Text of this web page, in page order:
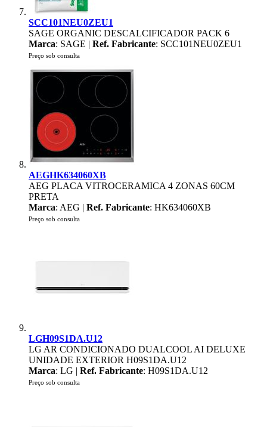
SCC101NEU0ZEU1
SAGE ORGANIC DESCALCIFICADOR PACK 6
Marca: SAGE | Ref. Fabricante: SCC101NEU0ZEU1
Preço sob consulta
AEGHK634060XB
AEG PLACA VITROCERAMICA 4 ZONAS 60CM
PRETA
Marca: AEG | Ref. Fabricante: HK634060XB
Preço sob consulta
LGH09S1DA.U12
LG AR CONDICIONADO DUALCOOL AI DELUXE
UNIDADE EXTERIOR H09S1DA.U12
Marca: LG | Ref. Fabricante: H09S1DA.U12
Preço sob consulta